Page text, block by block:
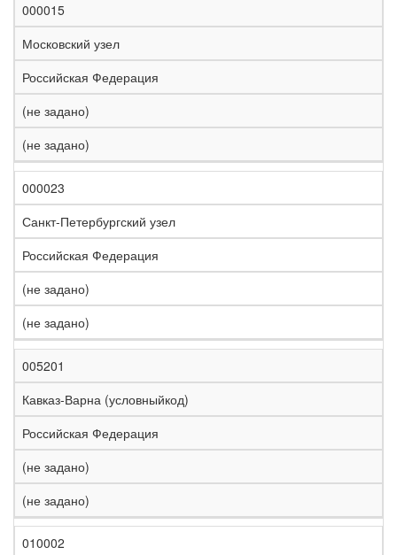
К
о
д
Н
а
з
в
а
н
и
е
С
т
а
н
а
е
л
е
з
н
я
о
о
г
а
е
и
о
н
000015
Московский узел
Российская Федерация
(не задано)
(не задано)
000023
Санкт-Петербургский узел
Российская Федерация
(не задано)
(не задано)
005201
Кавказ-Варна (условныйкод)
Российская Федерация
(не задано)
(не задано)
010002